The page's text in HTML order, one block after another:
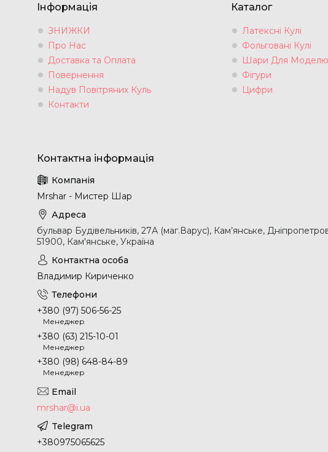
Інформація
ЗНИЖКИ
Про Нас
Доставка та Оплата
Повернення
Надув Повітряних Куль
Контакти
Каталог
Латексні Кулі
Фольговані Кулі
Шари Для
Фігури
Цифри
Mrshar - Мистер Шар
бульвар Будівельників, 27А (маг.Варус), Кам’янське,
51900, Кам'янське, Україна
Владимир Кириченко
+380 (97) 506-56-25
Менеджер
+380 (63) 215-10-01
Менеджер
+380 (98) 648-84-89
Менеджер
mrshar@i.ua
+380975065625